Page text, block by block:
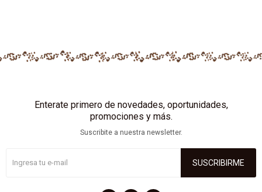
Enterate primero de novedades, oportunidades,
promociones y más.
Suscribite a nuestra newsletter.
SUSCRIBIRME